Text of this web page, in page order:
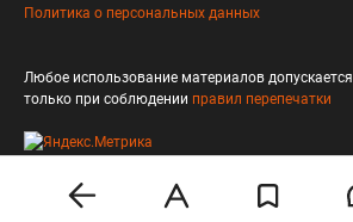
Политика о персональных данных
Любое использование материалов допускается
только при соблюдении правил перепечатки